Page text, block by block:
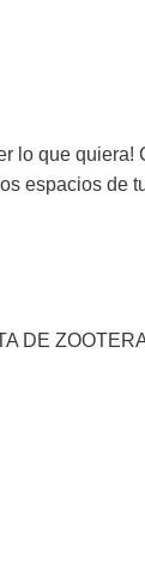
lo que quiera!
espacios de
DE